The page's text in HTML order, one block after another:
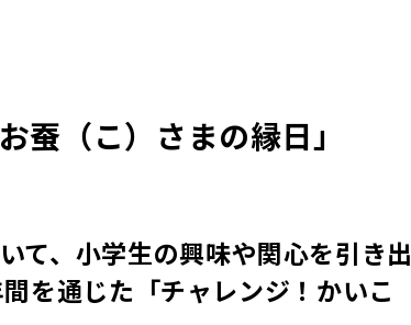
蚕（こ）さまの縁日」
て、小学生の興味や関心を引き出
を通じた「チャレンジ！かいこ